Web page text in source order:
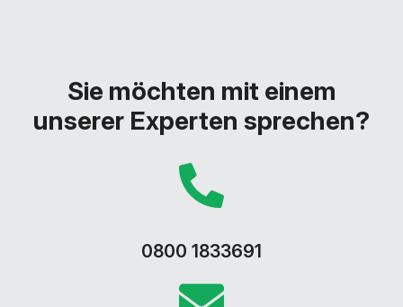
Sie möchten mit einem
unserer Experten sprechen?
0800 1833691